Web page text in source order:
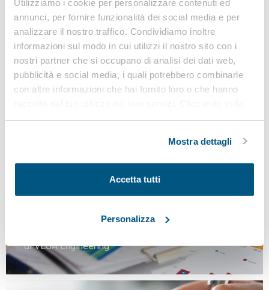
Utilizziamo i cookie per personalizzare contenuti ed
annunci, per fornire funzionalità dei social media e per
analizzare il nostro traffico. Condividiamo inoltre
informazioni sul modo in cui utilizzi il nostro sito con i
nostri partner che si occupano di analisi dei dati web,
pubblicità e social media, i quali potrebbero combinarle
con altre informazioni che hai fornito loro o che hanno
“X” in alto a destra si procederà rifiutando tutti i cookie,
Mostra dettagli
Accetta tutti
Personalizza
Riportiamo in allegato laLinea Guida SUVA “Lavoro al
videoterminale – I nove consigli per lavorare comodi
Documenti correlati
ACCEDI PER SCARICARE
Osservatorio
di VEGA Engineering